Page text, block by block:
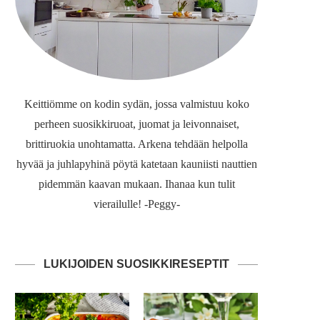
Keittiömme on kodin sydän, jossa valmistuu koko
perheen suosikkiruoat, juomat ja leivonnaiset,
brittiruokia unohtamatta. Arkena tehdään helpolla
hyvää ja juhlapyhinä pöytä katetaan kauniisti nauttien
pidemmän kaavan mukaan. Ihanaa kun tulit
vierailulle! -Peggy-
LUKIJOIDEN SUOSIKKIRESEPTIT